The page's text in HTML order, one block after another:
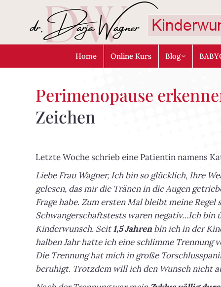
Home Online Kurs Blog
Perimenopause
Zeichen
Letzte Woche schrieb eine Patientin namens
Liebe Frau Wagner, Ich bin so glücklich, Ihre
gelesen, das mir die Tränen in die Augen
Frage habe. Zum ersten Mal bleibt meine
Schwangerschaftstests waren negativ…Ich bin
Kinderwunsch. Seit1,5 Jahren bin ich in der
halben Jahr hatte ich eine schlimme Trennung
Die Trennung hat mich in große
beruhigt. Trotzdem will ich den Wunsch nicht